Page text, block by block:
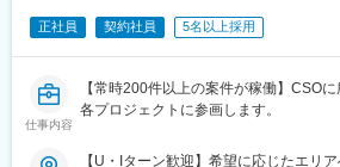
正社員 契約社員 5名以上採用
仕事内容
【常時200件以上の案件が稼働】CSO
各プロジェクトに参画します。
【U・Iターン歓迎】希望に応じたエリ